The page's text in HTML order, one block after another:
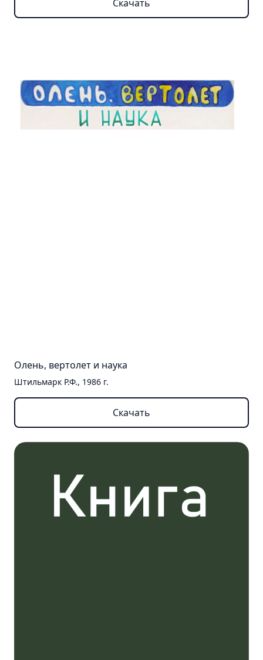
Скачать
Олень, вертолет и наука
Штильмарк Р.Ф., 1986 г.
Скачать